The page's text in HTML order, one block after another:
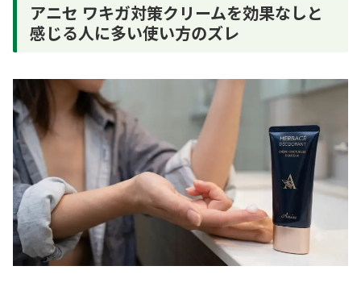
アニセ ワキガ対策クリームを効果なしと
感じる人に多い使い方のズレ